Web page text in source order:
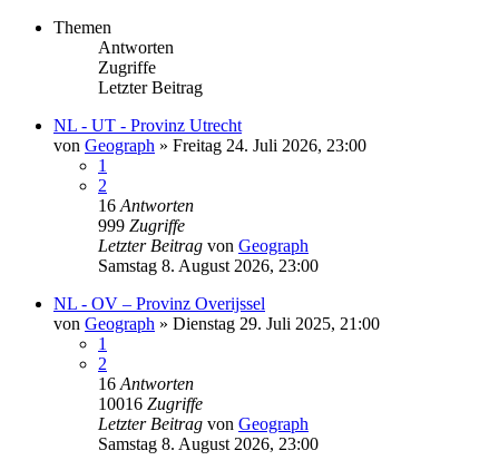
Themen
Antworten
Zugriffe
Letzter Beitrag
NL - UT - Provinz Utrecht
von Geograph » Freitag 24. Juli 2026, 23:00
1
2
16 Antworten
999 Zugriffe
Letzter Beitrag von Geograph
Samstag 8. August 2026, 23:00
NL - OV – Provinz Overijssel
von Geograph » Dienstag 29. Juli 2025, 21:00
1
2
16 Antworten
10016 Zugriffe
Letzter Beitrag von Geograph
Samstag 8. August 2026, 23:00